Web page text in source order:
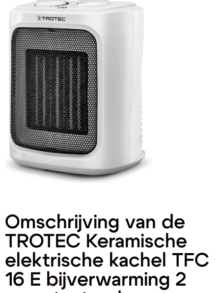
Omschrijving van de
TROTEC Keramische
elektrische kachel TFC
16 E bijverwarming 2